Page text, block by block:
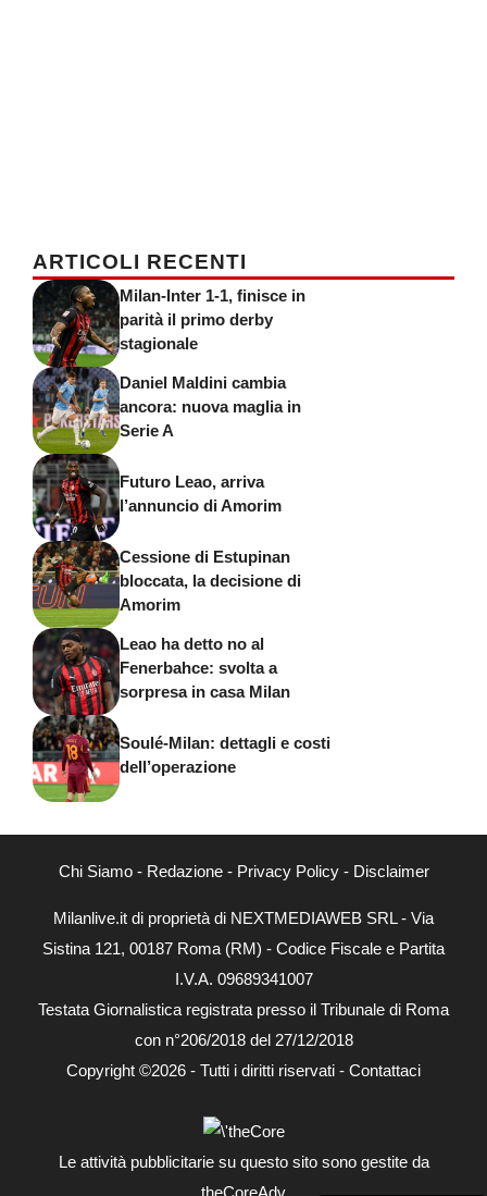
ARTICOLI RECENTI
Milan-Inter 1-1, finisce in
parità il primo derby
stagionale
Daniel Maldini cambia
ancora: nuova maglia in
Serie A
Futuro Leao, arriva
l’annuncio di Amorim
Cessione di Estupinan
bloccata, la decisione di
Amorim
Leao ha detto no al
Fenerbahce: svolta a
sorpresa in casa Milan
Soulé-Milan: dettagli e costi
dell’operazione
Chi Siamo- Redazione- Privacy Policy- Disclaimer
Milanlive.it di proprietà di NEXTMEDIAWEB SRL - Via
Sistina 121, 00187 Roma (RM) - Codice Fiscale e Partita
I.V.A. 09689341007
Testata Giornalistica registrata presso il Tribunale di Roma
con n°206/2018 del 27/12/2018
Copyright ©2026 - Tutti i diritti riservati - Contattaci
Le attività pubblicitarie su questo sito sono gestite da
theCoreAdv